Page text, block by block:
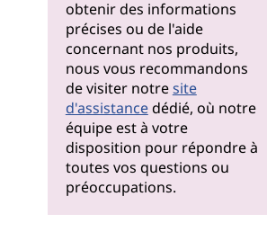
obtenir des informations
précises ou de l'aide
concernant nos produits,
nous vous recommandons
de visiter notresite
d'assistancedédié, où notre
équipe est à votre
disposition pour répondre à
toutes vos questions ou
préoccupations.